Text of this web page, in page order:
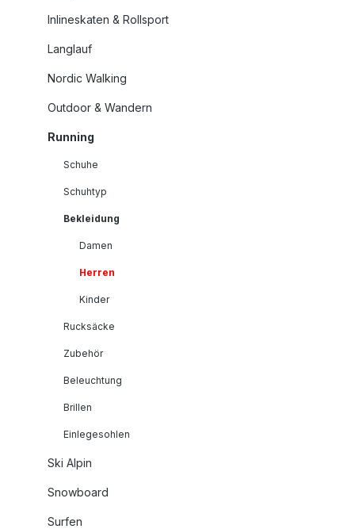
Inlineskaten & Rollsport
Langlauf
Nordic Walking
Outdoor & Wandern
Running
Schuhe
Schuhtyp
Bekleidung
Damen
Herren
Kinder
Rucksäcke
Zubehör
Beleuchtung
Brillen
Einlegesohlen
Ski Alpin
Snowboard
Surfen